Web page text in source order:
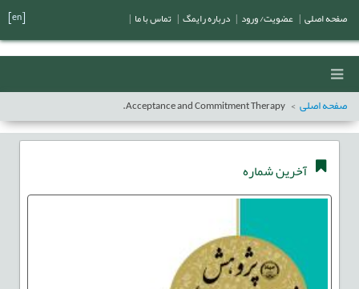
صفحه اصلی Acceptance and Commitment Therapy.
آخرین شماره
صفحه اصلی عضویت/ ورود درباره رایمگ تماس با ما